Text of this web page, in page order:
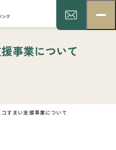
事業について
コすまい支援事業について